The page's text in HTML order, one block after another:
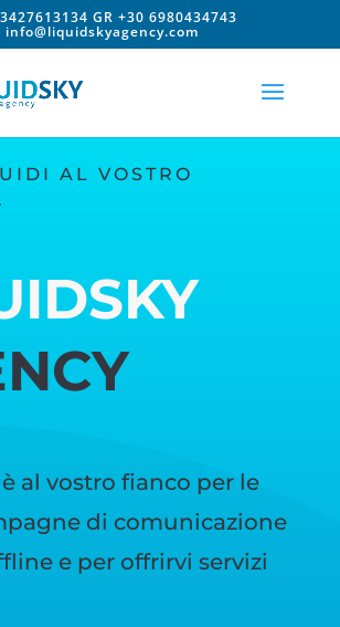
GR +30 6980434743
info@liquidskyagency.com
AL VOSTRO
al vostro fianco per le
di comunicazione
e per offrirvi servizi